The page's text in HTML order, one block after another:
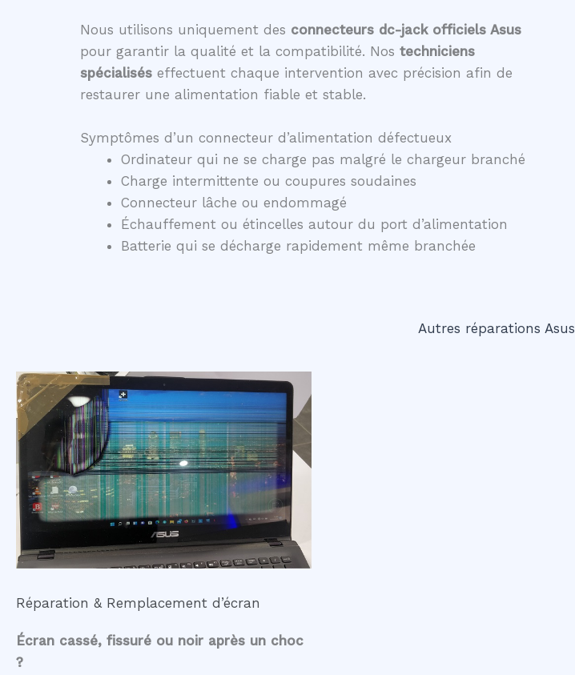
Nous utilisons uniquement des connecteurs dc-jack officiels Asus
pour garantir la qualité et la compatibilité. Nos techniciens
spécialisés effectuent chaque intervention avec précision afin de
restaurer une alimentation fiable et stable.
Symptômes d’un connecteur d’alimentation défectueux
Ordinateur qui ne se charge pas malgré le chargeur branché
Charge intermittente ou coupures soudaines
Connecteur lâche ou endommagé
Échauffement ou étincelles autour du port d’alimentation
Batterie qui se décharge rapidement même branchée
Autres réparations Asus
Réparation & Remplacement d’écran
Écran cassé, fissuré ou noir après un choc
?